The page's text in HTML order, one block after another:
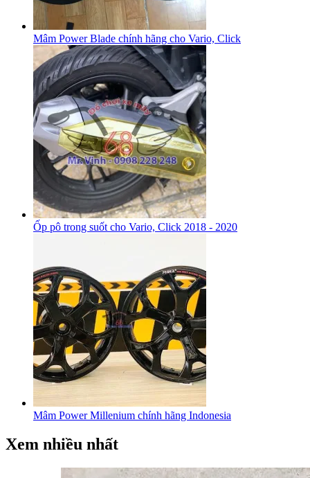
Mâm Power Blade chính hãng cho Vario, Click
Ốp pô trong suốt cho Vario, Click 2018 - 2020
Mâm Power Millenium chính hãng Indonesia
Xem nhiều nhất